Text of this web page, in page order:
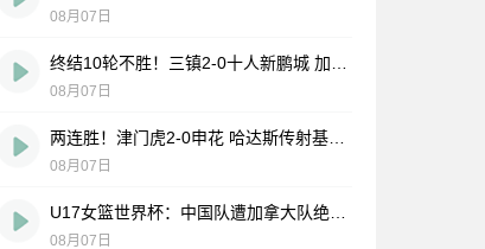
08月07日
08月07日
08月07日
08月07日